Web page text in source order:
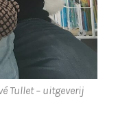
Tullet – uitgeverij